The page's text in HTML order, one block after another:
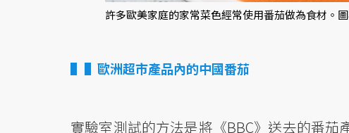
許多歐美家庭的家常菜色經常使用番茄做為食材。
▌歐洲超市產品內的中國番茄
實驗室測試的方法是將《BBC》送去的番